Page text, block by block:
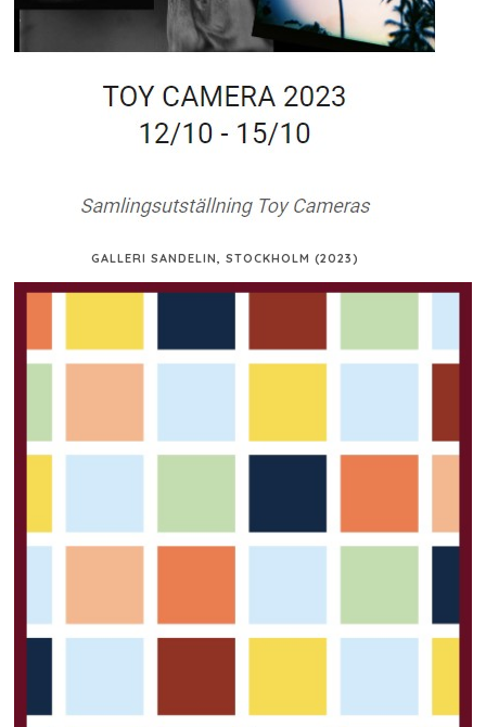
GALLERI SANDELIN, STOCKHOLM (2023)